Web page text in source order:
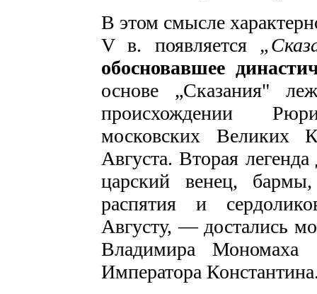
В этом смысле
V в. появляется
обосновавшее
основе „Сказания"
происхождении
московских Великих
Августа. Вторая
царский венец,
распятия и
Августу, — достались
Владимира Мономаха
Императора